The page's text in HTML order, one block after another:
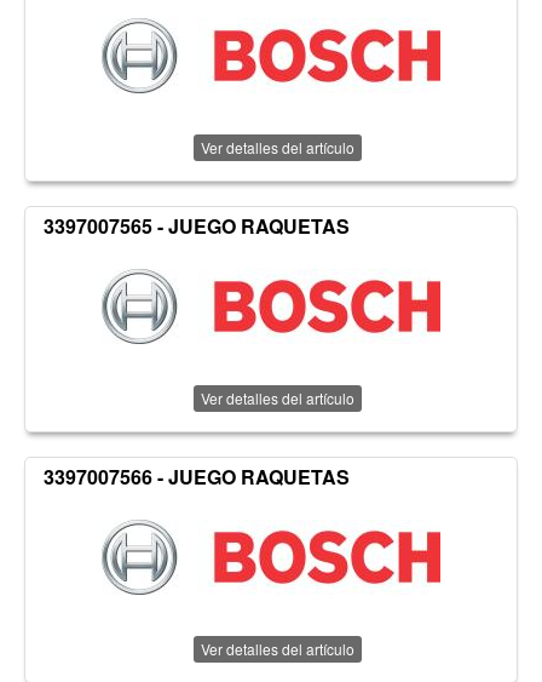
Ver detalles del artículo
3397007565 - JUEGO RAQUETAS
Ver detalles del artículo
3397007566 - JUEGO RAQUETAS
Ver detalles del artículo